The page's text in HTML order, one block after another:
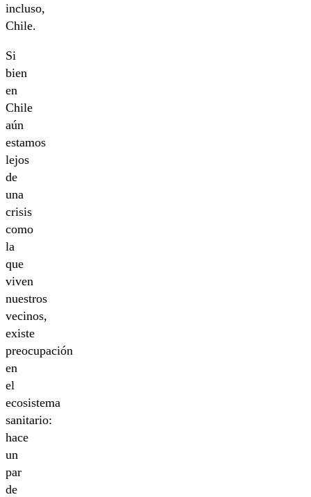
incluso,
Chile.
Si
bien
en
Chile
aún
estamos
lejos
de
una
crisis
como
la
que
viven
nuestros
vecinos,
existe
preocupación
en
el
ecosistema
sanitario:
hace
un
par
de